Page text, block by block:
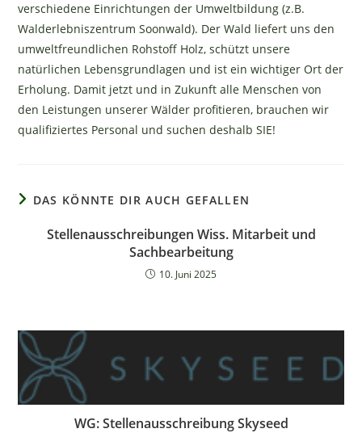
verschiedene Einrichtungen der Umweltbildung (z.B.
Walderlebniszentrum Soonwald). Der Wald liefert uns den
umweltfreundlichen Rohstoff Holz, schützt unsere
natürlichen Lebensgrundlagen und ist ein wichtiger Ort der
Erholung. Damit jetzt und in Zukunft alle Menschen von
den Leistungen unserer Wälder profitieren, brauchen wir
qualifiziertes Personal und suchen deshalb SIE!
DAS KÖNNTE DIR AUCH GEFALLEN
Stellenausschreibungen Wiss. Mitarbeit und
Sachbearbeitung
10. Juni 2025
WG: Stellenausschreibung Skyseed